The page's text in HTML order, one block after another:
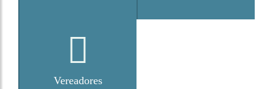
Vereadores